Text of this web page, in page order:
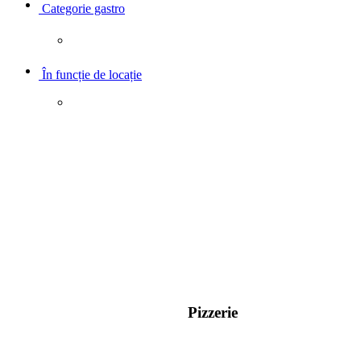
Categorie gastro
În funcție de locație
Pizzerie